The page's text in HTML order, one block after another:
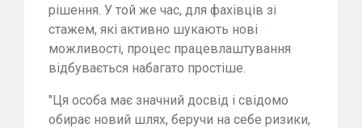
рішення. У той же час, для фахівців зі
стажем, які активно шукають нові
можливості, процес працевлаштування
відбувається набагато простіше.
"Ця особа має значний досвід і свідомо
обирає новий шлях, беручи на себе ризики,